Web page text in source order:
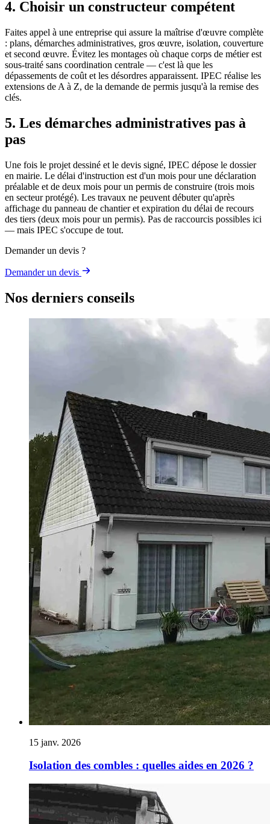
4. Choisir un constructeur compétent
Faites appel à une entreprise qui assure la maîtrise d'œuvre complète
: plans, démarches administratives, gros œuvre, isolation, couverture
et second œuvre. Évitez les montages où chaque corps de métier est
sous-traité sans coordination centrale — c'est là que les
dépassements de coût et les désordres apparaissent. IPEC réalise les
extensions de A à Z, de la demande de permis jusqu'à la remise des
clés.
5. Les démarches administratives pas à
pas
Une fois le projet dessiné et le devis signé, IPEC dépose le dossier
en mairie. Le délai d'instruction est d'un mois pour une déclaration
préalable et de deux mois pour un permis de construire (trois mois
en secteur protégé). Les travaux ne peuvent débuter qu'après
affichage du panneau de chantier et expiration du délai de recours
des tiers (deux mois pour un permis). Pas de raccourcis possibles ici
— mais IPEC s'occupe de tout.
Demander un devis ?
Demander un devis
Nos derniers conseils
15 janv. 2026
Isolation des combles : quelles aides en 2026 ?